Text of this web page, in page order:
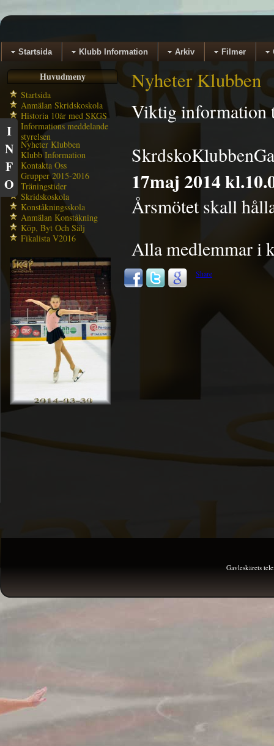
Startsida Klubb Information Arkiv Filmer
Huvudmeny
Startsida
Anmälan Skridskoskola
Historia 10år med SKGS
Informations meddelande
styrelsen
Nyheter Klubben
Klubb Information
Kontakta Oss
Grupper 2015-2016
Träningstider
Skridskoskola
Konståkningsskola
Anmälan Konståkning
Köp, Byt Och Sälj
Fikalista V2016
Nyheter Klubben
Viktig information
17maj 2014
Årsmötet skall
Alla medlemmar i
Share
I
N
F
O
Gavleskärets